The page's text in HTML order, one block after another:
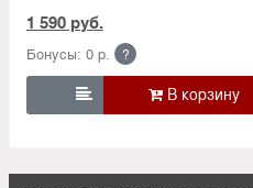
1 590 руб.
Бонусы: 0 р. ?
